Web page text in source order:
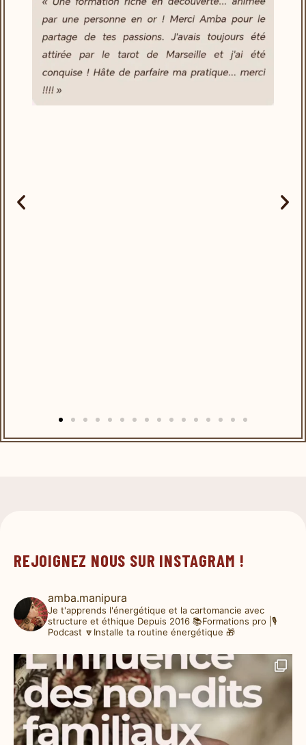
REJOIGNEZ NOUS SUR INSTAGRAM !
amba.manipura
Je t'apprends l'énergétique et la cartomancie avec
structure et éthique Depuis 2016 📚Formations pro |🎙️
Podcast 🔽Installe ta routine énergétique 🎁